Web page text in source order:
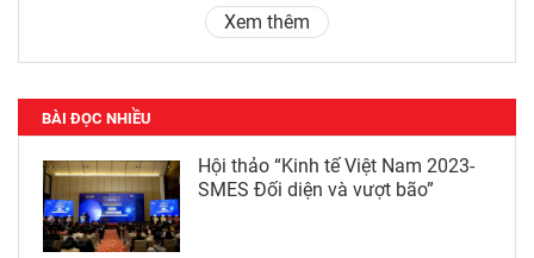
Xem thêm
BÀI ĐỌC NHIỀU
Hội thảo “Kinh tế Việt Nam 2023-
SMES Đối diện và vượt bão”